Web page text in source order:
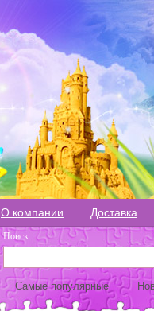
О компании Доставка
Поиск
Самые популярные